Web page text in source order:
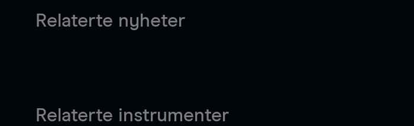
Relaterte nyheter
Relaterte instrumenter